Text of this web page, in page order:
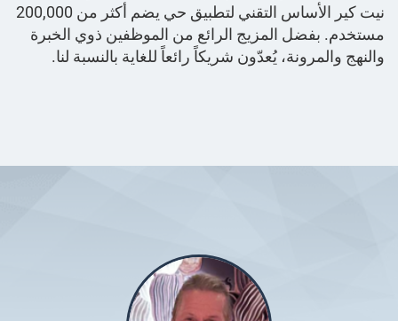
نيت كير الأساس التقني لتطبيق حي يضم أكثر من 200,000
مستخدم. بفضل المزيج الرائع من الموظفين ذوي الخبرة
والنهج والمرونة، يُعدّون شريكاً رائعاً للغاية بالنسبة لنا.